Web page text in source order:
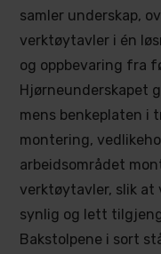
samler underskap,
verktøytavler i én
og oppbevaring fra
Hjørneunderskapet
mens benkeplaten i
montering,
arbeidsområdet
verktøytavler, slik
synlig og lett
Bakstolpene i sort